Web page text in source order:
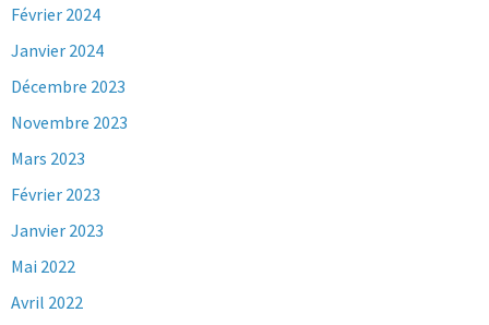
Février 2024
Janvier 2024
Décembre 2023
Novembre 2023
Mars 2023
Février 2023
Janvier 2023
Mai 2022
Avril 2022